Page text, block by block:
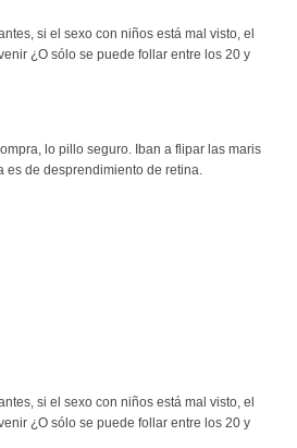
si el sexo con niños está mal visto, el
¿O sólo se puede follar entre los 20 y
lo pillo seguro. Iban a flipar las maris
es de desprendimiento de retina.
si el sexo con niños está mal visto, el
¿O sólo se puede follar entre los 20 y